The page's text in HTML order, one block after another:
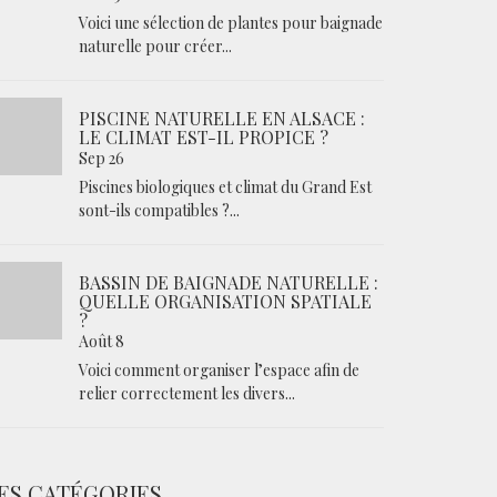
Voici une sélection de plantes pour baignade
naturelle pour créer...
PISCINE NATURELLE EN ALSACE :
LE CLIMAT EST-IL PROPICE ?
Sep 26
Piscines biologiques et climat du Grand Est
sont-ils compatibles ?...
BASSIN DE BAIGNADE NATURELLE :
QUELLE ORGANISATION SPATIALE
?
Août 8
Voici comment organiser l’espace afin de
relier correctement les divers...